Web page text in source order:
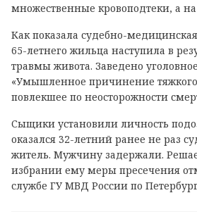
множественные кровоподтеки, а
Как показала судебно-
65-летнего жильца наступила в
травмы живота. Заведено
«Умышленное причинение
повлекшее по неосторожности
Сыщики установили личность
оказался 32-летний ранее не раз
житель. Мужчину задержали.
избрании ему меры пресечения
службе ГУ МВД России по